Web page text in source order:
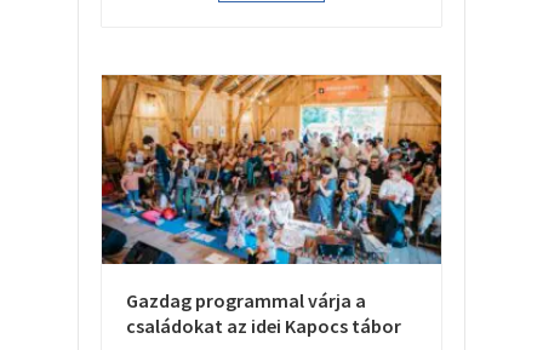
Gazdag programmal várja a
családokat az idei Kapocs tábor